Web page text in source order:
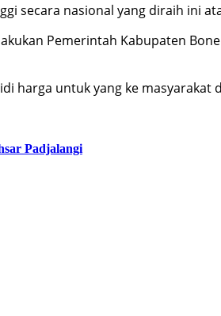
secara nasional yang diraih ini
Pemerintah Kabupaten
harga untuk yang ke
Padjalangi